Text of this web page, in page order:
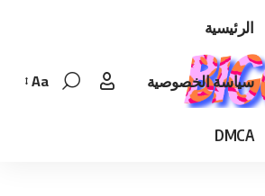
الرئيسية
سياسة الخصوصية
DMCA
Font
Aa